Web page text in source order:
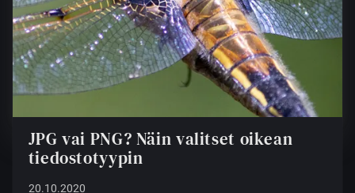
JPG vai PNG? Näin valitset oikean
tiedostotyypin
20.10.2020